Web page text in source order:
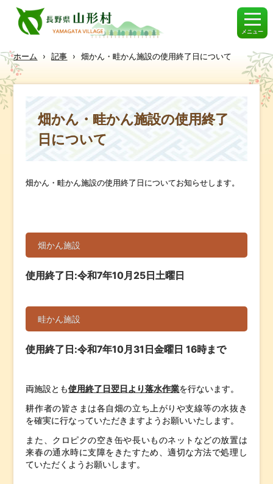
メニュー
ホーム › 記事 › 畑かん・畦かん施設の使用終了日について
畑かん・畦かん施設の使用終了
日について
畑かん・畦かん施設の使用終了日についてお知らせします。
畑かん施設
使用終了日:令和7年10月25日土曜日
畦かん施設
使用終了日:令和7年10月31日金曜日 16時まで
両施設とも使用終了日翌日より落水作業を行ないます。
耕作者の皆さまは各自畑の立ち上がりや支線等の水抜き
を確実に行なっていただきますようお願いいたします。
また、クロピクの空き缶や長いものネットなどの放置は
来春の通水時に支障をきたすため、適切な方法で処理し
ていただくようお願いします。